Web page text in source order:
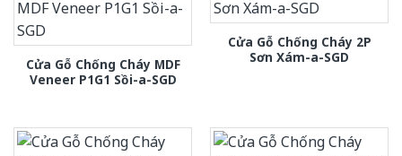
Cửa Gỗ Chống Cháy MDF
Veneer P1G1 Sồi-a-SGD
Cửa Gỗ Chống Cháy 2P
Sơn Xám-a-SGD